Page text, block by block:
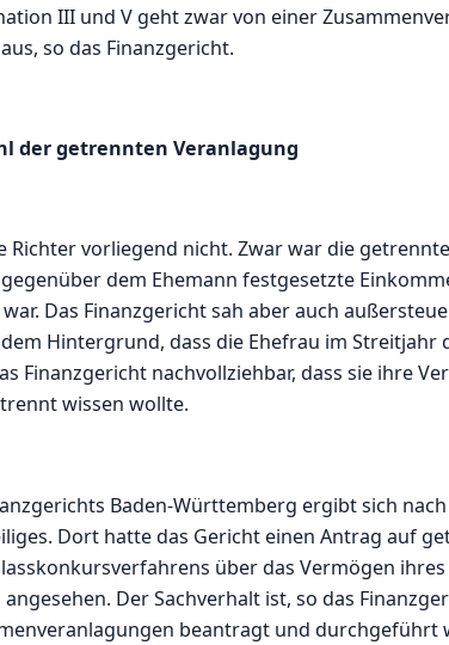
III und V geht zwar von einer
so das Finanzgericht.
der getrennten Veranlagung
Richter vorliegend nicht. Zwar war die
dem Ehemann festgesetzte
Das Finanzgericht sah aber auch
Hintergrund, dass die Ehefrau im Streitjahr
Finanzgericht nachvollziehbar, dass sie ihre
wissen wollte.
Baden-Württemberg ergibt sich
Dort hatte das Gericht einen Antrag auf
über das Vermögen
Der Sachverhalt ist, so das
beantragt und durchgeführt